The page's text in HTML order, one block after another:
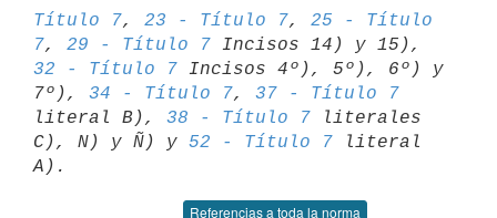
Título 7, 23 - Título 7, 25 - Título
7, 29 - Título 7 Incisos 14) y 15),
32 - Título 7 Incisos 4º), 5º), 6º) y
7º), 34 - Título 7, 37 - Título 7
literal B), 38 - Título 7 literales
C), N) y Ñ) y 52 - Título 7 literal
Referencias a toda la norma